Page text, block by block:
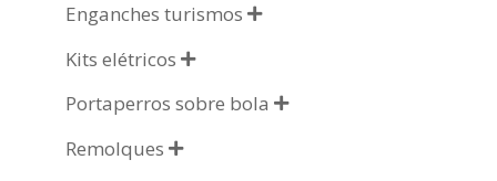
Enganches turismos 
Kits elétricos 
Portaperros sobre bola 
Remolques 